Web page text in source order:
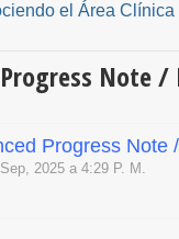
el Área Clínica
Note
Progress Note
2025 a 4:29 P. M.